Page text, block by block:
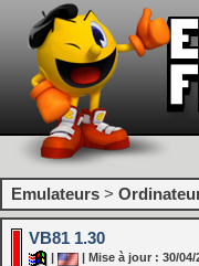
Emulateurs >
VB81 1.30
| Mise à jour : 30/04/